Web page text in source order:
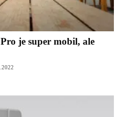
je super mobil, ale